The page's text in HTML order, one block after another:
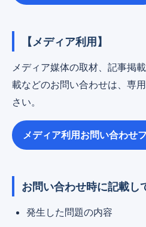
【メディア利用】
メディア媒体の取材、記事掲
載などのお問い合わせは、専
さい。
メディア利用お問い合わせ
お問い合わせ時に記載し
発生した問題の内容